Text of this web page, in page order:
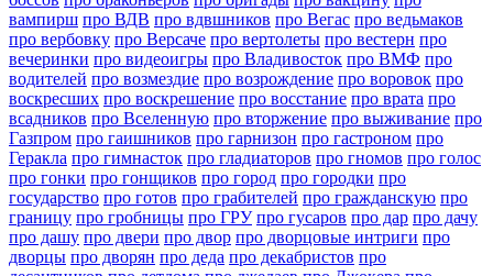
вампирш про ВДВ про вдвшников про Вегас про ведьмаков
про вербовку про Версаче про вертолеты про вестерн про
вечеринки про видеоигры про Владивосток про ВМФ про
водителей про возмездие про возрождение про воровок про
воскресших про воскрешение про восстание про врата про
всадников про Вселенную про вторжение про выживание про
Газпром про гаишников про гарнизон про гастроном про
Геракла про гимнасток про гладиаторов про гномов про голос
про гонки про гонщиков про город про городки про
государство про готов про грабителей про гражданскую про
границу про гробницы про ГРУ про гусаров про дар про дачу
про дашу про двери про двор про дворцовые интриги про
дворцы про дворян про деда про декабристов про